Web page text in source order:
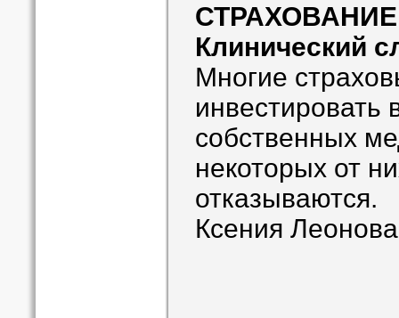
СТРАХОВАНИЕ
Клинический
Многие
инвестировать
собственных
некоторых от
отказываются.
Ксения Леонова